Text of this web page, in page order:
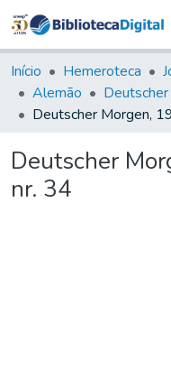
Início Hemeroteca
Alemão
Deutscher
nr. 34